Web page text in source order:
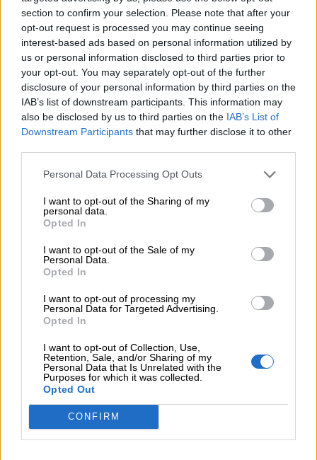
section to confirm your selection. Please note that after your
opt-out request is processed you may continue seeing
interest-based ads based on personal information utilized by
us or personal information disclosed to third parties prior to
your opt-out. You may separately opt-out of the further
disclosure of your personal information by third parties on the
IAB’s list of downstream participants. This information may
also be disclosed by us to third parties on the IAB’s List of
Downstream Participants that may further disclose it to other
Personal Data Processing Opt Outs
I want to opt-out of the Sharing of my
personal data.
Opted In
I want to opt-out of the Sale of my
Personal Data.
Opted In
I want to opt-out of processing my
Personal Data for Targeted Advertising.
Opted In
I want to opt-out of Collection, Use,
Retention, Sale, and/or Sharing of my
Personal Data that Is Unrelated with the
Purposes for which it was collected.
Opted Out
CONFIRM
Metlen, μεγαλώνει ταχύτατα η CrediaBank
06.08.2026 - 22:39
10.000 φορές η διεθνής επιστημονική κοινότητα παρέπεμψε
στο έργο του – Ποιος είναι ο Έλληνας χειρουργός Χρήστος
Κοντοβουνήσιος
06.08.2026 - 14:55
Μιχάλης Τάτσης, Insurance & Healthcare Analyst, διευθυντής
06.08.2026 - 13:30
Διαμεσολαβητής στον πελάτη κλάδου υγείας;
Kavita Patel - PhARMA Innovation Forum: Ένα στα πέντε
καινοτόμα φάρμακα φτάνει τελικά στην Ελλάδα
06.08.2026 - 11:37
Μείωση ασφαλιστικών εισφορών ύψους 240 εκατ. ευρώ
ζητούν οι έμποροι από την Κυβέρνηση
06.08.2026 - 10:45
Ευρώπη: Μπορεί η κλιματική αλλαγή να οδηγήσει σε
ενεργειακή κρίση;
06.08.2026 - 09:15
Στέλιος Λιανός – INTERAMERICAN / Αθηναϊκή Γενική Κλινική